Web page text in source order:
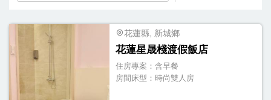
花蓮縣, 新城鄉
花蓮星晟棧渡假飯店
住房專案： 含早餐
房間床型： 時尚雙人房